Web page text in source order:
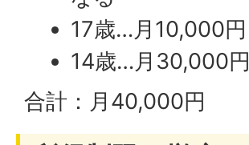
17歳…月10,000円
14歳…月30,000円
合計：月40,000円